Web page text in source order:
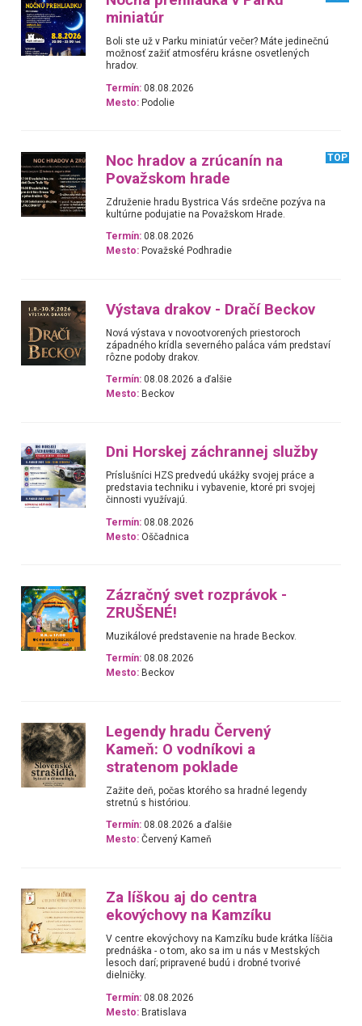
miniatúr
Boli ste už v Parku miniatúr večer? Máte jedinečnú
možnosť zažiť atmosféru krásne osvetlených
hradov.
Termín: 08.08.2026
Mesto: Podolie
Noc hradov a zrúcanín na
Považskom hrade
TOP
Združenie hradu Bystrica Vás srdečne pozýva na
kultúrne podujatie na Považskom Hrade.
Termín: 08.08.2026
Mesto: Považské Podhradie
Výstava drakov - Dračí Beckov
Nová výstava v novootvorených priestoroch
západného krídla severného paláca vám predstaví
rôzne podoby drakov.
Termín: 08.08.2026 a ďalšie
Mesto: Beckov
Dni Horskej záchrannej služby
Príslušníci HZS predvedú ukážky svojej práce a
predstavia techniku i vybavenie, ktoré pri svojej
činnosti využívajú.
Termín: 08.08.2026
Mesto: Oščadnica
Zázračný svet rozprávok -
ZRUŠENÉ!
Muzikálové predstavenie na hrade Beckov.
Termín: 08.08.2026
Mesto: Beckov
Legendy hradu Červený
Kameň: O vodníkovi a
stratenom poklade
Zažite deň, počas ktorého sa hradné legendy
stretnú s históriou.
Termín: 08.08.2026 a ďalšie
Mesto: Červený Kameň
Za líškou aj do centra
ekovýchovy na Kamzíku
V centre ekovýchovy na Kamzíku bude krátka líščia
prednáška - o tom, ako sa im u nás v Mestských
lesoch darí; pripravené budú i drobné tvorivé
dielničky.
Termín: 08.08.2026
Mesto: Bratislava